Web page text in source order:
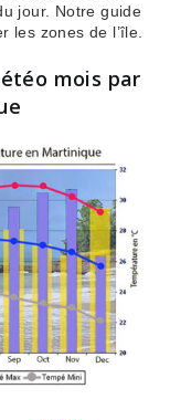
jour. Notre guide
les zones de l’île.
mois par